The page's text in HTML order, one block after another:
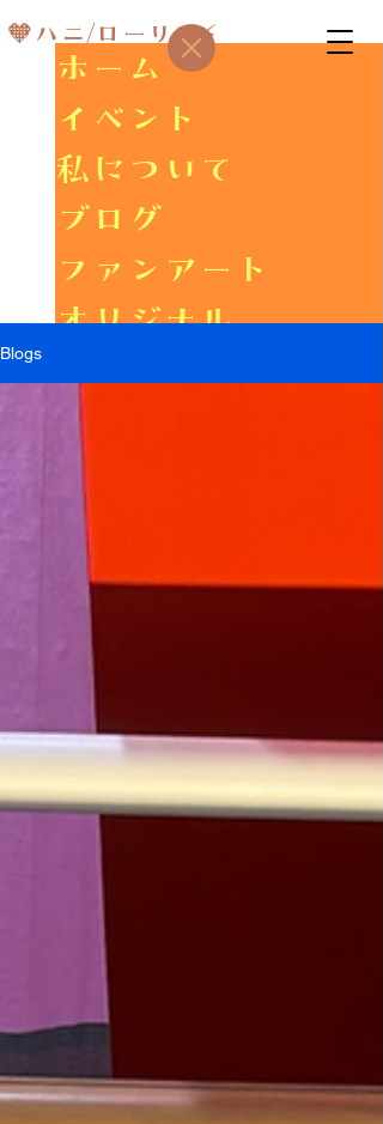
🧡ハニ/ローリス⚡
ホーム
イベント
私について
ブログ
ファンアート
オリジナル
Blogs